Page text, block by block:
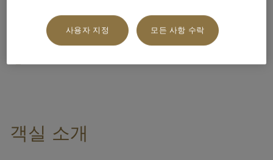
31 m²
객실 소개
사용자 지정 모든 사항 수락